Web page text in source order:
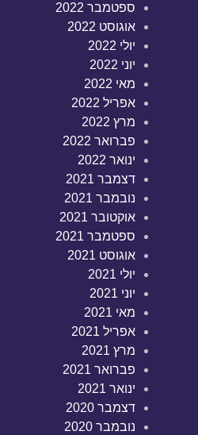
ספטמבר 2022
אוגוסט 2022
יולי 2022
יוני 2022
מאי 2022
אפריל 2022
מרץ 2022
פברואר 2022
ינואר 2022
דצמבר 2021
נובמבר 2021
אוקטובר 2021
ספטמבר 2021
אוגוסט 2021
יולי 2021
יוני 2021
מאי 2021
אפריל 2021
מרץ 2021
פברואר 2021
ינואר 2021
דצמבר 2020
נובמבר 2020